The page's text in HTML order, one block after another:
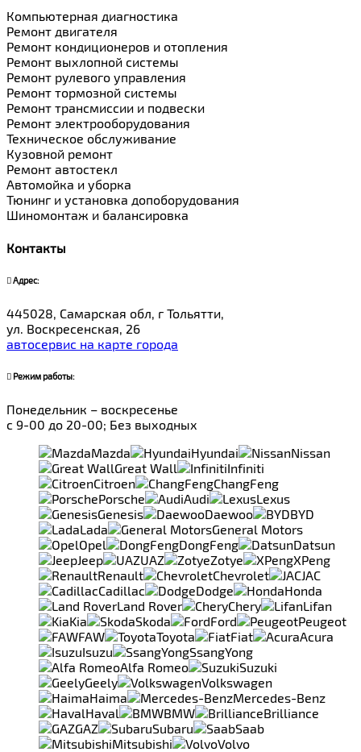
Компьютерная диагностика
Ремонт двигателя
Ремонт кондиционеров и отопления
Ремонт выхлопной системы
Ремонт рулевого управления
Ремонт тормозной системы
Ремонт трансмиссии и подвески
Ремонт электрооборудования
Техническое обслуживание
Кузовной ремонт
Ремонт автостекл
Автомойка и уборка
Тюнинг и установка допоборудования
Шиномонтаж и балансировка
Контакты
Адрес:
445028, Самарская обл, г Тольятти,
ул. Воскресенская, 26
автосервис на карте города
Режим работы:
Понедельник – воскресенье
с 9-00 до 20-00; Без выходных
Mazda
Hyundai
Nissan
Great Wall
Infiniti
Citroen
ChangFeng
Porsche
Audi
Lexus
Genesis
Daewoo
BYD
Lada
General Motors
Opel
DongFeng
Datsun
Jeep
UAZ Zotye
XPeng
Renault
Chevrolet
JAC
Cadillac
Dodge
Honda
Land Rover
Chery
Lifan
Kia
Skoda Ford
Peugeot
FAW
Toyota Fiat
Acura
Isuzu
SsangYong
Alfa Romeo
Suzuki
Geely
Volkswagen
Haima
Mercedes-Benz
Haval
BMW
Brilliance
GAZ
Subaru
Saab
Mitsubishi
Volvo